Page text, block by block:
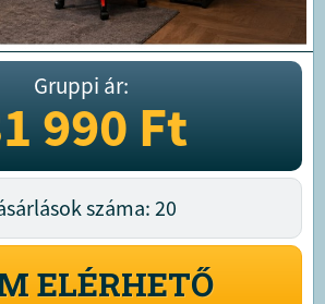
Gruppi ár:
990Ft
száma: 20
ELÉRHETŐ